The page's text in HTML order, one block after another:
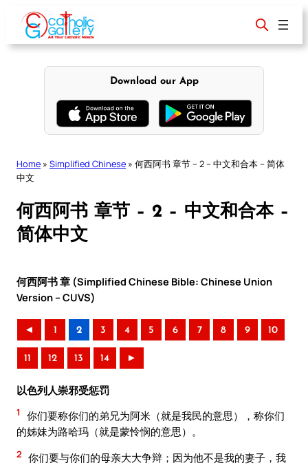
content
Download our App
Home » Simplified Chinese » 何西阿书 章节 – 2 – 中文和合本 – 简体
中文
何西阿书 章节 – 2 – 中文和合本 –
简体中文
何西阿书 章 (Simplified Chinese Bible: Chinese Union
Version – CUVS)
◄ 1 2 3 4 5 6 7 8 9 10
11 12 13 14 ►
以色列人崇邪受惩罚
1
你们要称你们的弟兄为阿米（就是我民的意思），称你们
的姊妹为路哈玛（就是蒙怜悯的意思）。
2 你们要与你们的母亲大大争辩；因为他不是我的妻子，我